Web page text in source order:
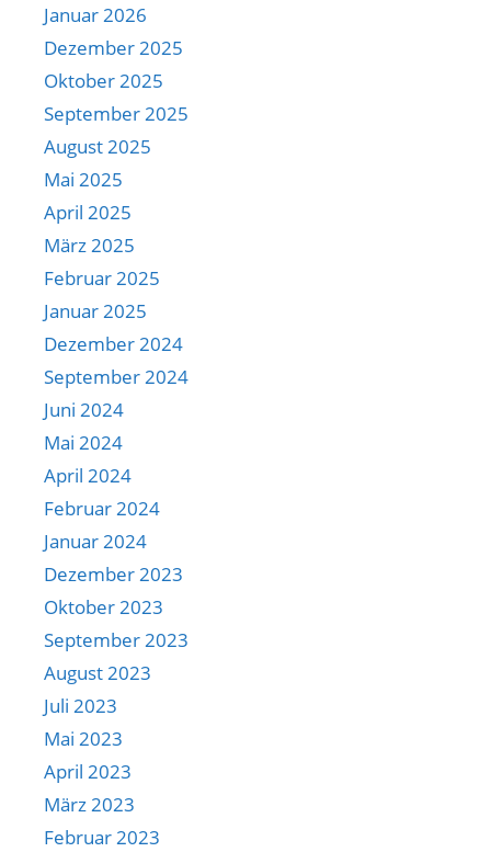
Januar 2026
Dezember 2025
Oktober 2025
September 2025
August 2025
Mai 2025
April 2025
März 2025
Februar 2025
Januar 2025
Dezember 2024
September 2024
Juni 2024
Mai 2024
April 2024
Februar 2024
Januar 2024
Dezember 2023
Oktober 2023
September 2023
August 2023
Juli 2023
Mai 2023
April 2023
März 2023
Februar 2023